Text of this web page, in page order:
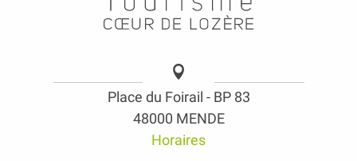
Place du Foirail - BP 83
48000 MENDE
Horaires